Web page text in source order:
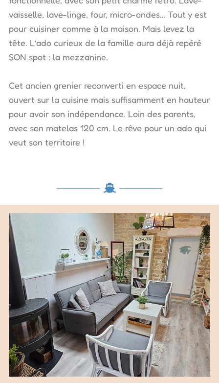
vaisselle, lave-linge, four, micro-ondes… Tout y est
pour cuisiner comme à la maison. Mais levez la
tête. L’ado curieux de la famille aura déjà repéré
SON spot : la mezzanine.
Cet ancien grenier reconverti en espace nuit,
ouvert sur la cuisine mais suffisamment en hauteur
pour avoir son indépendance. Loin des parents,
avec son matelas 120 cm. Le rêve pour un ado qui
veut son territoire !